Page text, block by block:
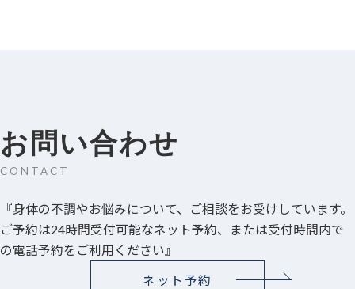
お問い合わせ
CONTACT
『身体の不調やお悩みについて、ご相談をお受けしています。
ご予約は24時間受付可能なネット予約、または受付時間内で
の電話予約をご利用ください』
ネット予約